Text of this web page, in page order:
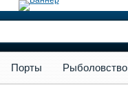
Порты Рыболовство